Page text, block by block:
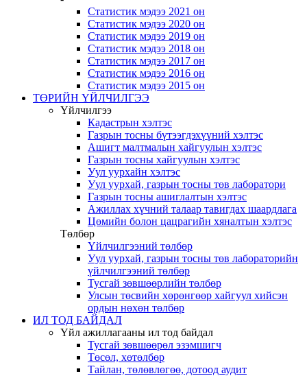
Статистик мэдээ 2021 он
Статистик мэдээ 2020 он
Статистик мэдээ 2019 он
Статистик мэдээ 2018 он
Статистик мэдээ 2017 он
Статистик мэдээ 2016 он
Статистик мэдээ 2015 он
ТӨРИЙН ҮЙЛЧИЛГЭЭ
Үйлчилгээ
Кадастрын хэлтэс
Газрын тосны бүтээгдэхүүний хэлтэс
Ашигт малтмалын хайгуулын хэлтэс
Газрын тосны хайгуулын хэлтэс
Уул уурхайн хэлтэс
Уул уурхай, газрын тосны төв лаборатори
Газрын тосны ашиглалтын хэлтэс
Ажиллах хүчний талаар тавигдах шаардлага
Цөмийн болон цацрагийн хяналтын хэлтэс
Төлбөр
Үйлчилгээний төлбөр
Уул уурхай, газрын тосны төв лабораторийн
үйлчилгээний төлбөр
Тусгай зөвшөөрлийн төлбөр
Улсын төсвийн хөрөнгөөр хайгуул хийсэн
ордын нөхөн төлбөр
ИЛ ТОД БАЙДАЛ
Үйл ажиллагааны ил тод байдал
Тусгай зөвшөөрөл эзэмшигч
Төсөл, хөтөлбөр
Тайлан, төлөвлөгөө, дотоод аудит